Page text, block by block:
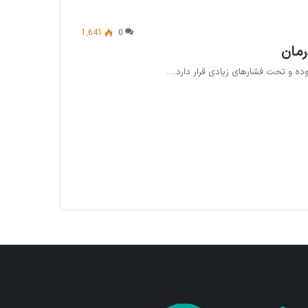
0
1,641
و تحت فشارهای زیادی قرار دارد.…